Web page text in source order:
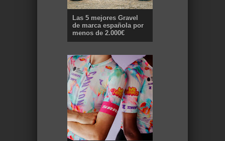
Las 5 mejores Gravel
de marca española por
menos de 2.000€